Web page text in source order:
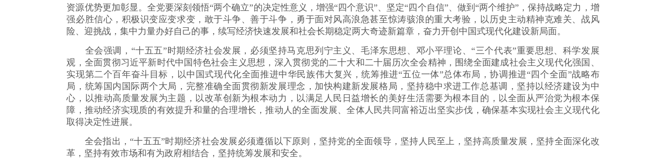
资源优势更加彰显。全党要深刻领悟“两个确立”的决定性意义，增强“四个意识”、坚定“四个自信”、做到“两个维护”，保持战略定力，增
强必胜信心，积极识变应变求变，敢于斗争、善于斗争，勇于面对风高浪急甚至惊涛骇浪的重大考验，以历史主动精神克难关、战风
险、迎挑战，集中力量办好自己的事，续写经济快速发展和社会长期稳定两大奇迹新篇章，奋力开创中国式现代化建设新局面。
全会强调，“十五五”时期经济社会发展，必须坚持马克思列宁主义、毛泽东思想、邓小平理论、“三个代表”重要思想、科学发展
观，全面贯彻习近平新时代中国特色社会主义思想，深入贯彻党的二十大和二十届历次全会精神，围绕全面建成社会主义现代化强国、
实现第二个百年奋斗目标，以中国式现代化全面推进中华民族伟大复兴，统筹推进“五位一体”总体布局，协调推进“四个全面”战略布
局，统筹国内国际两个大局，完整准确全面贯彻新发展理念，加快构建新发展格局，坚持稳中求进工作总基调，坚持以经济建设为中
心，以推动高质量发展为主题，以改革创新为根本动力，以满足人民日益增长的美好生活需要为根本目的，以全面从严治党为根本保
障，推动经济实现质的有效提升和量的合理增长，推动人的全面发展、全体人民共同富裕迈出坚实步伐，确保基本实现社会主义现代化
取得决定性进展。
全会指出，“十五五”时期经济社会发展必须遵循以下原则，坚持党的全面领导，坚持人民至上，坚持高质量发展，坚持全面深化改
革，坚持有效市场和有为政府相结合，坚持统筹发展和安全。